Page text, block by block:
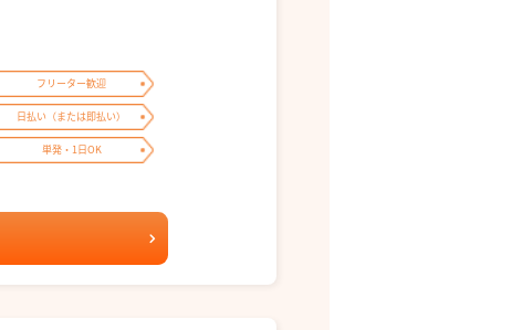
フリーター歓迎
日払い（または即払い）
単発・1日OK